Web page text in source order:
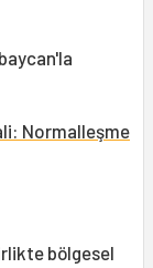
Normalleşme
bölgesel